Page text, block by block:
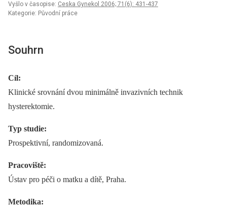
Vyšlo v časopise: Ceska Gynekol 2006; 71(6): 431-437
Kategorie: Původní práce
Souhrn
Cíl:
Klinické srovnání dvou minimálně invazivních technik
hysterektomie.
Typ studie:
Prospektivní, randomizovaná.
Pracoviště:
Ústav pro péči o matku a dítě, Praha.
Metodika: